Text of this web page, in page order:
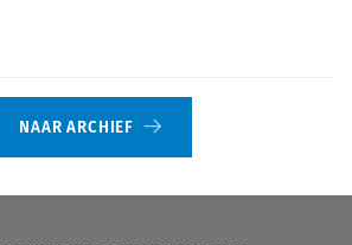
NAAR ARCHIEF